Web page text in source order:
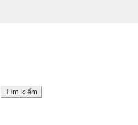
Tìm kiếm